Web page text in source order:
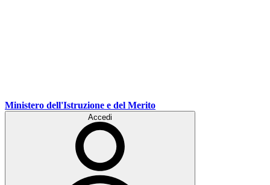
Ministero dell'Istruzione e del Merito
Accedi